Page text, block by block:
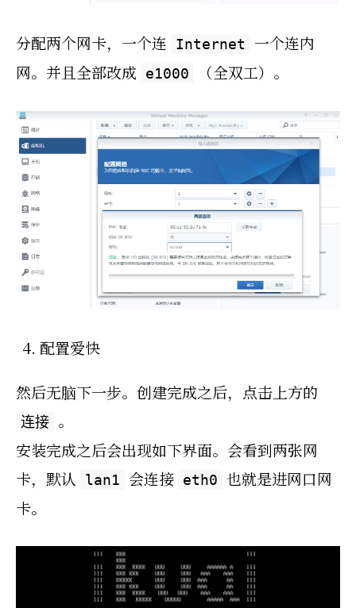
分配两个网卡，一个连 Internet
一个连内
网。并且全部改成
e1000 （全双工）。
配置爱快
然后无脑下一步。创建完成之后，点击上方的
连接 。
安装完成之后会出现如下界面。会看到两张网
卡，默认
lan1 会连接 eth0 也就是进网口网
卡。